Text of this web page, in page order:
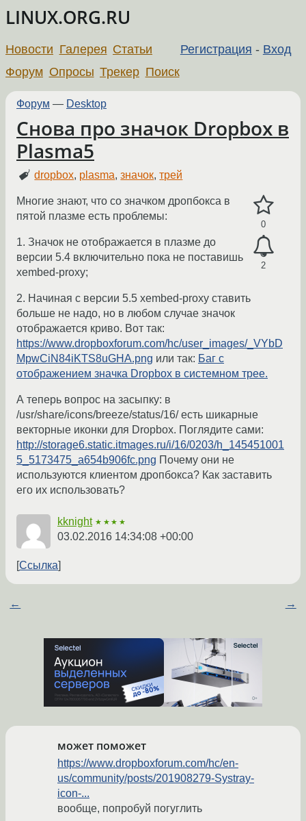
LINUX.ORG.RU
Регистрация - Вход
Новости Галерея Статьи
Форум Опросы Трекер Поиск
Форум — Desktop
Снова про значок Dropbox в
Plasma5
dropbox, plasma,значок,трей
0
2
Многие знают, что со значком дропбокса в
пятой плазме есть проблемы:
1. Значок не отображается в плазме до
версии 5.4 включительно пока не поставишь
xembed-proxy;
2. Начиная с версии 5.5 xembed-proxy ставить
больше не надо, но в любом случае значок
отображается криво. Вот так:
https://www.dropboxforum.com/hc/user_images/_VYbD
MpwCiN84iKTS8uGHA.png или так: Баг с
отображением значка Dropbox в системном трее.
А теперь вопрос на засыпку: в
/usr/share/icons/breeze/status/16/ есть шикарные
векторные иконки для Dropbox. Поглядите сами:
http://storage6.static.itmages.ru/i/16/0203/h_145451001
5_5173475_a654b906fc.png Почему они не
используются клиентом дропбокса? Как заставить
его их использовать?
kknight ★★★★
03.02.2016 14:34:08 +00:00
Ссылка
← →
может поможет
https://www.dropboxforum.com/hc/en-
us/community/posts/201908279-Systray-
icon-...
вообще, попробуй погуглить